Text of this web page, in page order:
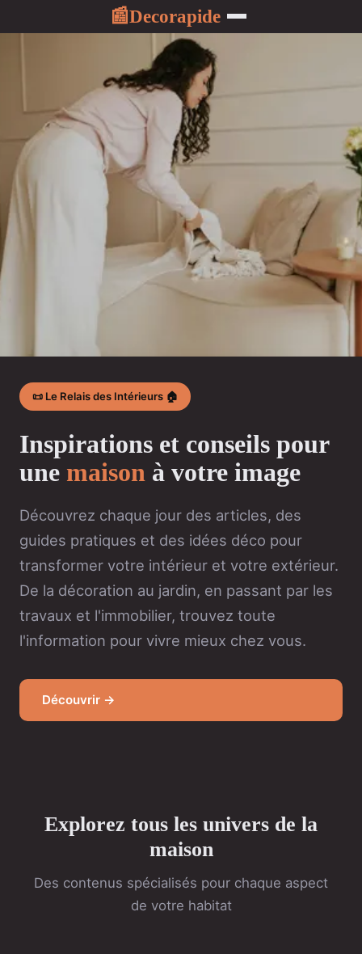
📰Decorapide
📜 Le Relais des Intérieurs 🏠
Inspirations et conseils pour
une maison à votre image
Découvrez chaque jour des articles, des
guides pratiques et des idées déco pour
transformer votre intérieur et votre extérieur.
De la décoration au jardin, en passant par les
travaux et l'immobilier, trouvez toute
l'information pour vivre mieux chez vous.
Découvrir →
Explorez tous les univers de la
maison
Des contenus spécialisés pour chaque aspect
de votre habitat